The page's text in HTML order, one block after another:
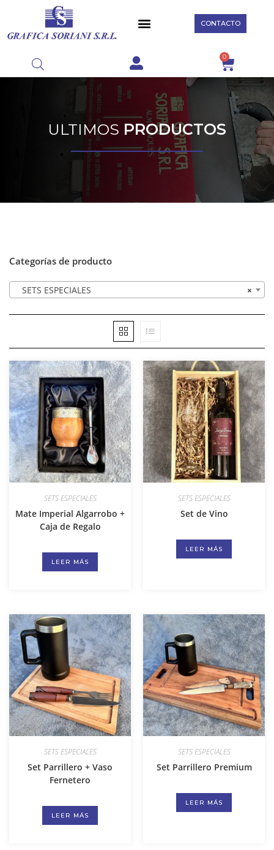
CONTACTO
0
ULTIMOS PRODUCTOS
Categorías de producto
×
SETS ESPECIALES
SETS ESPECIALES
Mate Imperial Algarrobo +
Caja de Regalo
LEER MÁS
SETS ESPECIALES
Set de Vino
LEER MÁS
SETS ESPECIALES
Set Parrillero + Vaso
Fernetero
LEER MÁS
SETS ESPECIALES
Set Parrillero Premium
LEER MÁS